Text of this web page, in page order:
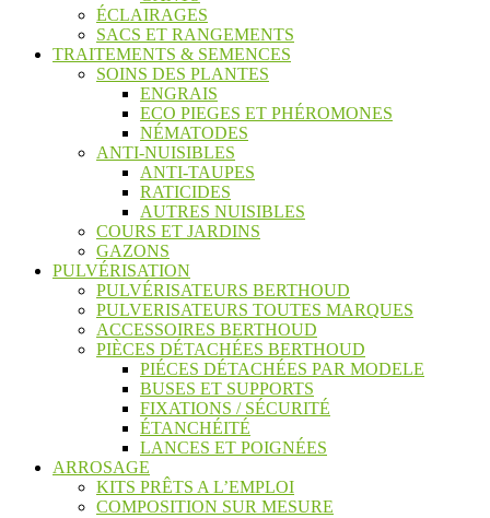
ÉCLAIRAGES
SACS ET RANGEMENTS
TRAITEMENTS & SEMENCES
SOINS DES PLANTES
ENGRAIS
ECO PIEGES ET PHÉROMONES
NÉMATODES
ANTI-NUISIBLES
ANTI-TAUPES
RATICIDES
AUTRES NUISIBLES
COURS ET JARDINS
GAZONS
PULVÉRISATION
PULVÉRISATEURS BERTHOUD
PULVERISATEURS TOUTES MARQUES
ACCESSOIRES BERTHOUD
PIÈCES DÉTACHÉES BERTHOUD
PIÉCES DÉTACHÉES PAR MODELE
BUSES ET SUPPORTS
FIXATIONS / SÉCURITÉ
ÉTANCHÉITÉ
LANCES ET POIGNÉES
ARROSAGE
KITS PRÊTS A L’EMPLOI
COMPOSITION SUR MESURE